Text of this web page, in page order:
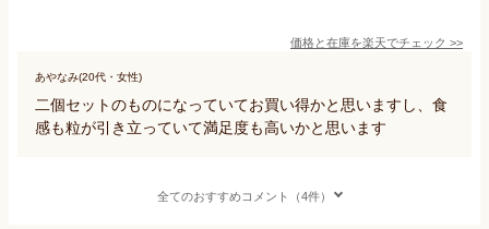
価格と在庫を楽天でチェック >>
あやなみ(20代・女性)
二個セットのものになっていてお買い得かと思いますし、食
感も粒が引き立っていて満足度も高いかと思います
全てのおすすめコメント（4件）